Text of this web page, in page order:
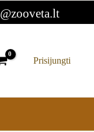
Prisijungti